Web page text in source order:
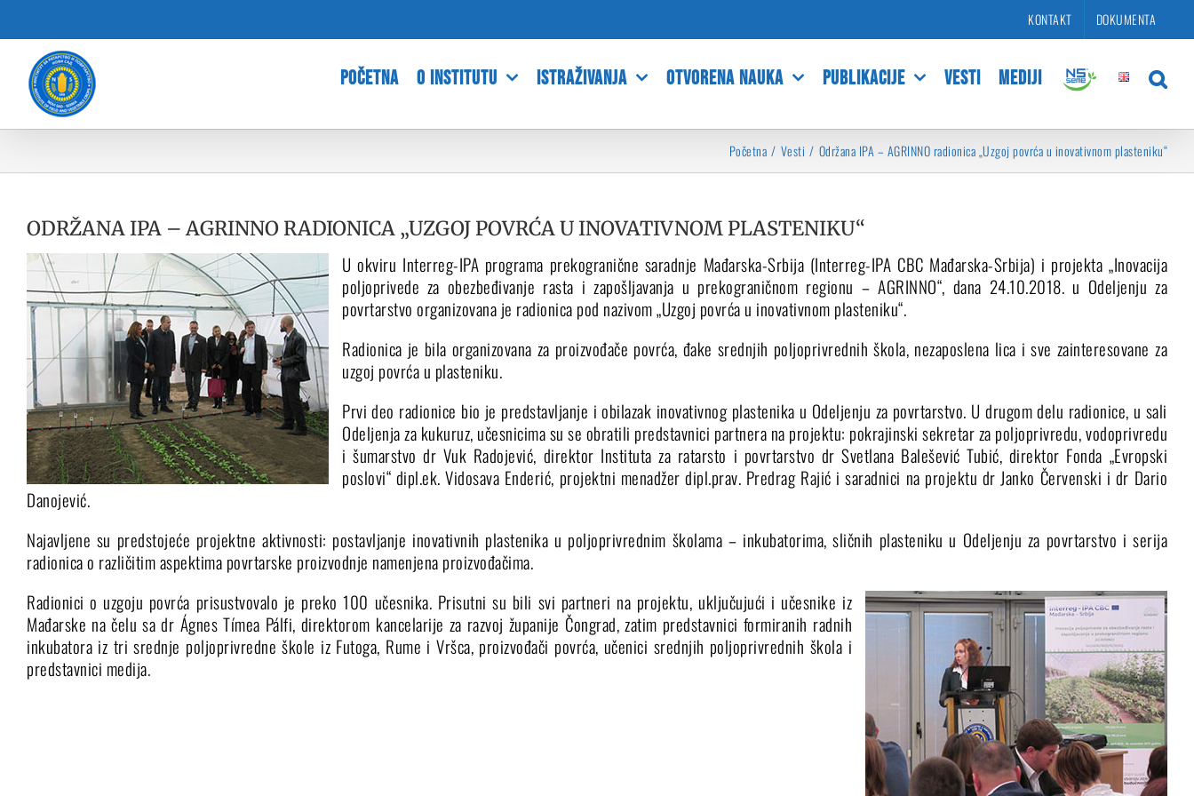
content
KONTAKT DOKUMENTA
POČETNA O INSTITUTU ISTRAŽIVANJA OTVORENA NAUKA PUBLIKACIJE VESTI MEDIJI
Početna Vesti Održana IPA – AGRINNO radionica „Uzgoj povrća u inovativnom plasteniku“
ODRŽANA IPA – AGRINNO RADIONICA „UZGOJ POVRĆA U INOVATIVNOM PLASTENIKU“
U okviru Interreg-IPA programa prekogranične saradnje Mađarska-Srbija (Interreg-IPA CBC Mađarska-Srbija) i projekta „Inovacija
poljoprivede za obezbeđivanje rasta i zapošljavanja u prekograničnom regionu – AGRINNO“, dana 24.10.2018. u Odeljenju za
povrtarstvo organizovana je radionica pod nazivom „Uzgoj povrća u inovativnom plasteniku“.
Radionica je bila organizovana za proizvođače povrća, đake srednjih poljoprivrednih škola, nezaposlena lica i sve zainteresovane za
uzgoj povrća u plasteniku.
Prvi deo radionice bio je predstavljanje i obilazak inovativnog plastenika u Odeljenju za povrtarstvo. U drugom delu radionice, u sali
Odeljenja za kukuruz, učesnicima su se obratili predstavnici partnera na projektu: pokrajinski sekretar za poljoprivredu, vodoprivredu
i šumarstvo dr Vuk Radojević, direktor Instituta za ratarsto i povrtarstvo dr Svetlana Balešević Tubić, direktor Fonda „Evropski
poslovi“ dipl.ek. Vidosava Enderić, projektni menadžer dipl.prav. Predrag Rajić i saradnici na projektu dr Janko Červenski i dr Dario
Danojević.
Najavljene su predstojeće projektne aktivnosti: postavljanje inovativnih plastenika u poljoprivrednim školama – inkubatorima, sličnih plasteniku u Odeljenju za povrtarstvo i serija
radionica o različitim aspektima povrtarske proizvodnje namenjena proizvođačima.
Radionici o uzgoju povrća prisustvovalo je preko 100 učesnika. Prisutni su bili svi partneri na projektu, uključujući i učesnike iz
Mađarske na čelu sa dr Ágnes Tímea Pálfi, direktorom kancelarije za razvoj županije Čongrad, zatim predstavnici formiranih radnih
inkubatora iz tri srednje poljoprivredne škole iz Futoga, Rume i Vršca, proizvođači povrća, učenici srednjih poljoprivrednih škola i
predstavnici medija.